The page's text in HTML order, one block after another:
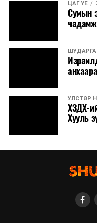
ЦАГ ҮЕ
Сумын
УЛСТӨР
ХЗДХ-
Хууль